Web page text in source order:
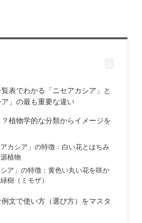
表でわかる「ニセアカシア」と
ア」の最も重要な違い
植物学的な分類からイメージを
アカシア」の特徴：白い花とはちみ
植物
シア」の特徴：黄色い丸い花を咲か
樹（ミモザ）
文で使い方（選び方）をマスタ